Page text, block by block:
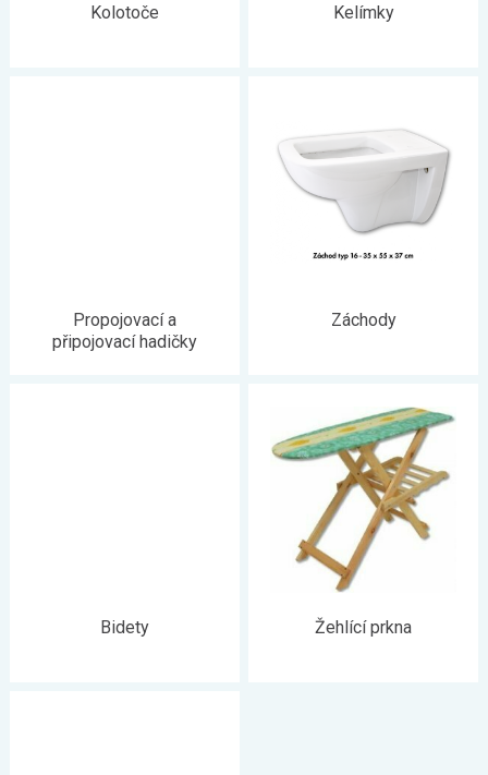
Kolotoče Kelímky
Propojovací a
připojovací hadičky
Záchody
Bidety Žehlící prkna